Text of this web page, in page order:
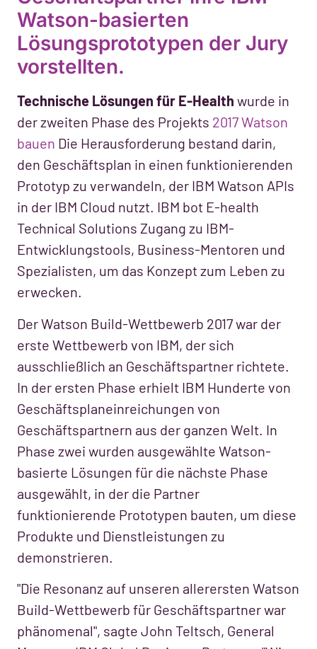
Watson-basierten
Lösungsprototypen der Jury
vorstellten.
Technische Lösungen für E-Health wurde in
der zweiten Phase des Projekts 2017 Watson
bauen Die Herausforderung bestand darin,
den Geschäftsplan in einen funktionierenden
Prototyp zu verwandeln, der IBM Watson APIs
in der IBM Cloud nutzt. IBM bot E-health
Technical Solutions Zugang zu IBM-
Entwicklungstools, Business-Mentoren und
Spezialisten, um das Konzept zum Leben zu
erwecken.
Der Watson Build-Wettbewerb 2017 war der
erste Wettbewerb von IBM, der sich
ausschließlich an Geschäftspartner richtete.
In der ersten Phase erhielt IBM Hunderte von
Geschäftsplaneinreichungen von
Geschäftspartnern aus der ganzen Welt. In
Phase zwei wurden ausgewählte Watson-
basierte Lösungen für die nächste Phase
ausgewählt, in der die Partner
funktionierende Prototypen bauten, um diese
Produkte und Dienstleistungen zu
demonstrieren.
"Die Resonanz auf unseren allerersten Watson
Build-Wettbewerb für Geschäftspartner war
phänomenal", sagte John Teltsch, General